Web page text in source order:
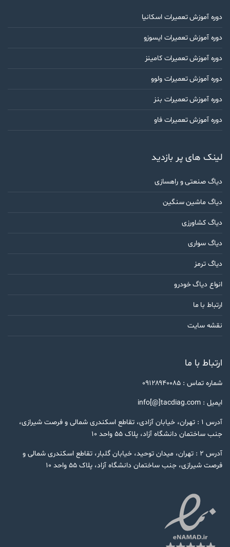
دوره آموزش تعمیرات اسکانیا
دوره آموزش تعمیرات ایسوزو
دوره آموزش تعمیرات کامینز
دوره آموزش تعمیرات ولوو
دوره آموزش تعمیرات بنز
دوره آموزش تعمیرات فاو
لینک های پر بازدید
دیاگ صنعتی و راهسازی
دیاگ ماشین سنگین
دیاگ کشاورزی
دیاگ سواری
دیاگ ترمز
انواع دیاگ خودرو
ارتباط با ما
نقشه سایت
ارتباط با ما
شماره تماس : ۰۹۱۲۸۹۴۰۰۸۵
ایمیل : info[@]tacdiag.com
آدرس ۱ : تهران، خیابان آزادی، تقاطع اسکندری شمالی و فرصت شیرازی،
جنب ساختمان دانشگاه آزاد، پلاک ۵۵ واحد ۱۰
آدرس ۲ : تهران، میدان توحید، خیابان گلبار، تقاطع اسکندری شمالی و
فرصت شیرازی، جنب ساختمان دانشگاه آزاد، پلاک ۵۵ واحد ۱۰